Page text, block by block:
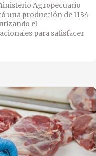
Agropecuario
una producción de 1134
el
para satisfacer